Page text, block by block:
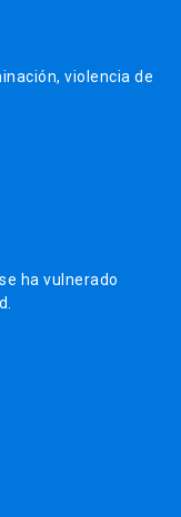
violencia de
ha vulnerado